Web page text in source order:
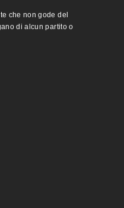
che non gode del
di alcun partito o